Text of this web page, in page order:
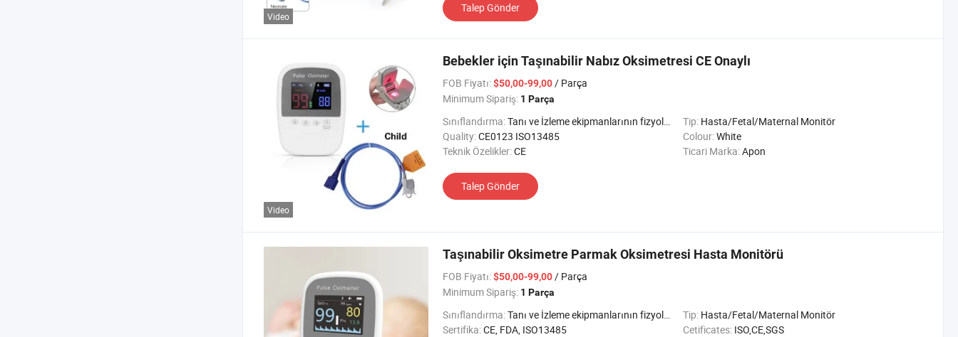
Video
Talep Gönder
Video
Bebekler için Taşınabilir Nabız Oksimetresi CE Onaylı
FOB Fiyatı:$50,00-99,00/ Parça
Minimum Sipariş: 1 Parça
Sınıflandırma:Tanı ve İzleme ekipmanlarının fizyolojik İşlevleri Tip: Hasta/Fetal/Maternal Monitör
Quality:CE0123 ISO13485 Colour:White
Teknik Özelikler:CE Ticari Marka:Apon
Talep Gönder
Taşınabilir Oksimetre Parmak Oksimetresi Hasta Monitörü
FOB Fiyatı:$50,00-99,00/ Parça
Minimum Sipariş: 1 Parça
Sınıflandırma:Tanı ve İzleme ekipmanlarının fizyolojik İşlevleri Tip: Hasta/Fetal/Maternal Monitör
Sertifika:CE, FDA, ISO13485 Cetificates: ISO,CE,SGS